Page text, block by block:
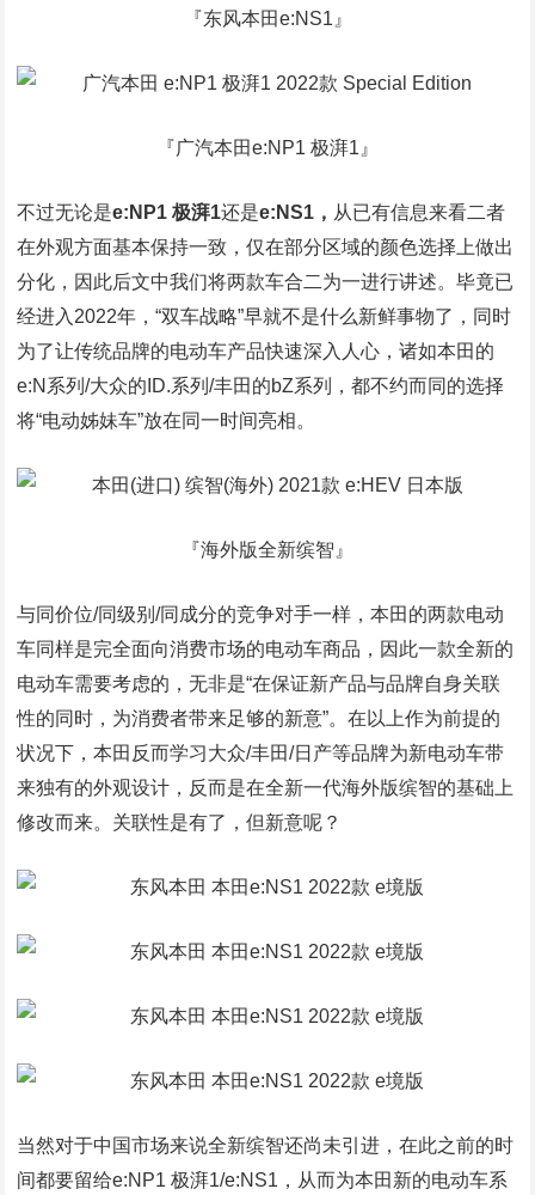
『东风本田e:NS1』
『广汽本田e:NP1 极湃1』
不过无论是e:NP1 极湃1还是e:NS1， 从已有信息来看二者
在外观方面基本保持一致，仅在部分区域的颜色选择上做出
分化，因此后文中我们将两款车合二为一进行讲述。毕竟已
经进入2022年，“双车战略”早就不是什么新鲜事物了，同时
为了让传统品牌的电动车产品快速深入人心，诸如本田的
e:N系列/大众的ID.系列/丰田的bZ系列，都不约而同的选择
将“电动姊妹车”放在同一时间亮相。
『海外版全新缤智』
与同价位/同级别/同成分的竞争对手一样，本田的两款电动
车同样是完全面向消费市场的电动车商品，因此一款全新的
电动车需要考虑的，无非是“在保证新产品与品牌自身关联
性的同时，为消费者带来足够的新意”。在以上作为前提的
状况下，本田反而学习大众/丰田/日产等品牌为新电动车带
来独有的外观设计，反而是在全新一代海外版缤智的基础上
修改而来。关联性是有了，但新意呢？
当然对于中国市场来说全新缤智还尚未引进，在此之前的时
间都要留给e:NP1 极湃1/e:NS1，从而为本田新的电动车系